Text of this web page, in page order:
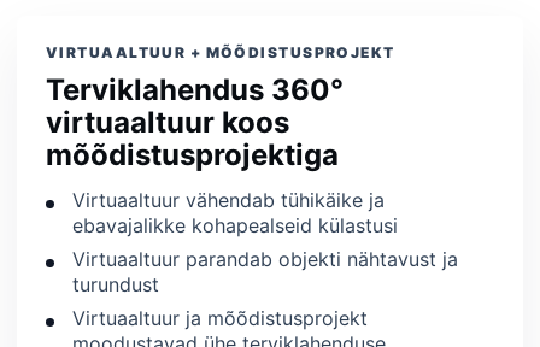
VIRTUAALTUUR + MÕÕDISTUSPROJEKT
Terviklahendus 360°
virtuaaltuur koos
mõõdistusprojektiga
Virtuaaltuur vähendab tühikäike ja
ebavajalikke kohapealseid külastusi
Virtuaaltuur parandab objekti nähtavust ja
turundust
Virtuaaltuur ja mõõdistusprojekt